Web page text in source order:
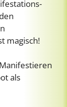
magisch!
als